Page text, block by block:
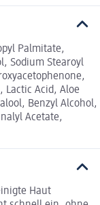
Palmitate,
Sodium Stearoyl
Lactic Acid, Aloe
Benzyl Alcohol,
Acetate,
Haut